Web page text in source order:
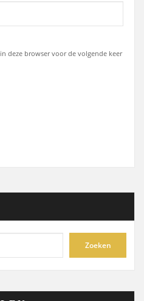
deze browser voor de volgende keer
Zoeken